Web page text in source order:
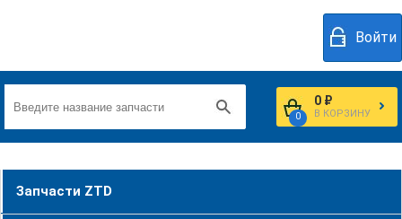
Войти
0
0 ₽
В КОРЗИНУ
Запчасти ZTD